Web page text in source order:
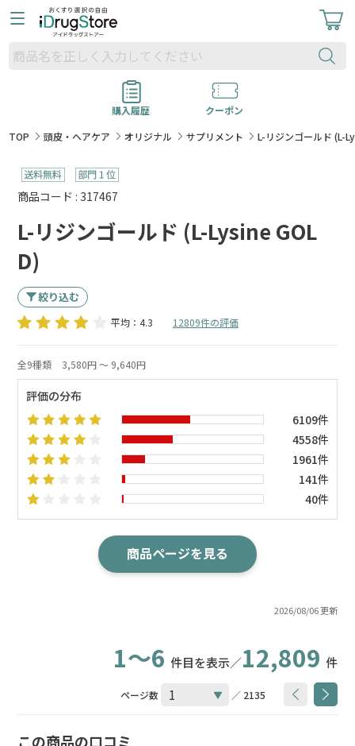
購入履歴
クーポン
TOP
頭皮・ヘアケア オリジナル サプリメント L-リジンゴールド (L-
商品コード : 317467
L-リジンゴールド (L-Lysine GOL
D)
絞り込む
平均：4.3 12809件の評価
2026/08/06 更新
全9種類 3,580円 ～ 9,640円
評価の分布
6109件
4558件
1961件
141件
40件
商品ページを見る
1～6 件目を表示／12,809 件
ページ数 ／ 2135
この商品の口コミ